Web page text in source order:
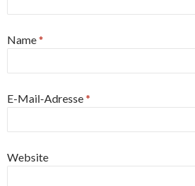
Name*
E-Mail-Adresse*
Website